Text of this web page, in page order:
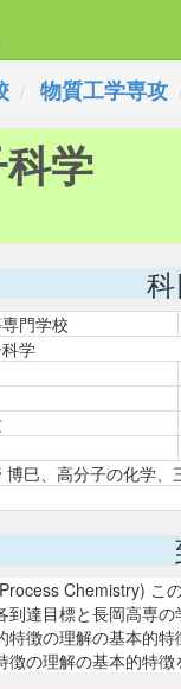
物質工学専攻
学
門学校
学
博巳、高分子の化学
Chemistry) こ
到達目標と長岡高
特徴の理解の基本的
の理解の基本的特